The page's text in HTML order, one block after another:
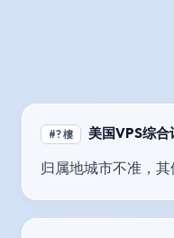
#? 樓 美国VPS综合
归属地城市不准，